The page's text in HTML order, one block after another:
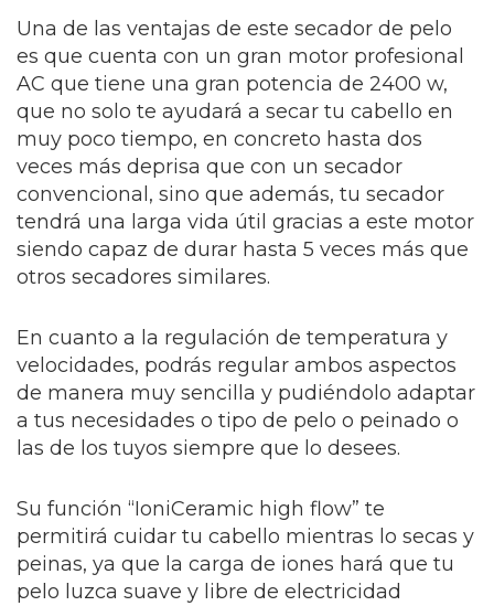
Una de las ventajas de este secador de pelo
es que cuenta con un gran motor profesional
AC que tiene una gran potencia de 2400 w,
que no solo te ayudará a secar tu cabello en
muy poco tiempo, en concreto hasta dos
veces más deprisa que con un secador
convencional, sino que además, tu secador
tendrá una larga vida útil gracias a este motor
siendo capaz de durar hasta 5 veces más que
otros secadores similares.
En cuanto a la regulación de temperatura y
velocidades, podrás regular ambos aspectos
de manera muy sencilla y pudiéndolo adaptar
a tus necesidades o tipo de pelo o peinado o
las de los tuyos siempre que lo desees.
Su función “IoniCeramic high flow” te
permitirá cuidar tu cabello mientras lo secas y
peinas, ya que la carga de iones hará que tu
pelo luzca suave y libre de electricidad